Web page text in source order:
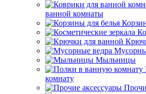
ванной комнаты
Мыльницы
комнату